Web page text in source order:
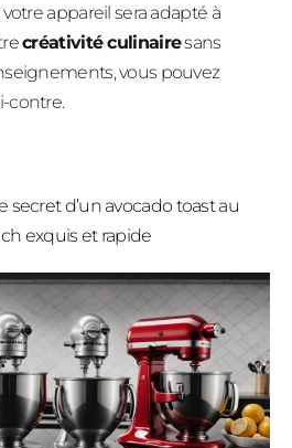
appareil sera adapté à
créativité culinairesans
vous pouvez
contre.
secret d’un avocado toast au
exquis et rapide